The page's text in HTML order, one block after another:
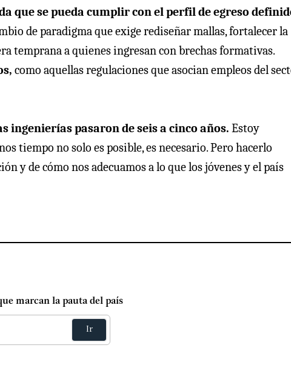
que se pueda cumplir con el perfil de egreso
de paradigma que exige rediseñar mallas, fortalecer la
temprana a quienes ingresan con brechas formativas.
como aquellas regulaciones que asocian empleos del
ingenierías pasaron de seis a cinco años. Estoy
tiempo no solo es posible, es necesario. Pero hacerlo
y de cómo nos adecuamos a lo que los jóvenes y el país
marcan la pauta del país